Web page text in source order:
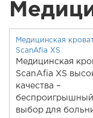
Медицинская
ScanAfia XS
Медицинская
ScanAfia XS
качества –
беспроигрышный
выбор для